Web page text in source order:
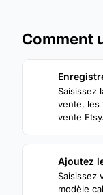
Comment
Saisissez
vente, les
vente Etsy.
Ajoutez
Saisissez
modèle